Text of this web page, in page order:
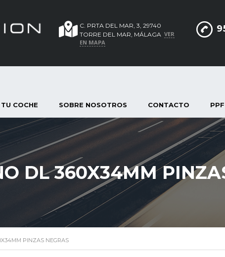
C. PRTA DEL MAR, 3, 29740
TORRE DEL MAR, MÁLAGA VER
EN MAPA
COCHE SOBRE NOSOTROS CONTACTO
DL 360X34MM
PINZAS NEGRAS